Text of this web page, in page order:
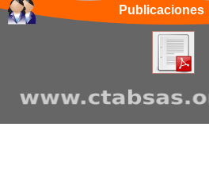
Publicaciones